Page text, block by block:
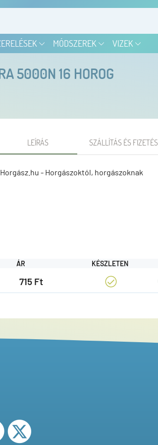
MÓDSZEREK VIZEK
5000N 16 HOROG
LEÍRÁS SZÁLLÍTÁS ÉS FIZETÉS
Horgász.hu - Horgászoktól, horgászoknak
ÁR KÉSZLETEN
715 Ft